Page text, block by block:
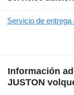
Servicio de
Información
JUSTON